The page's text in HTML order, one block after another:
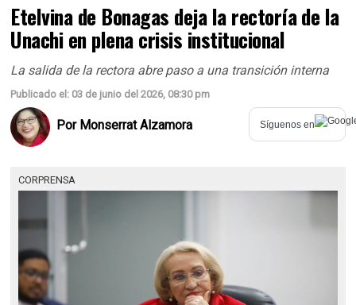
Etelvina de Bonagas deja la rectoría de la
Unachi en plena crisis institucional
La salida de la rectora abre paso a una transición interna
Publicado el: 03 de junio del 2026, 08:30 pm
Por Monserrat Alzamora Síguenos en
CORPRENSA